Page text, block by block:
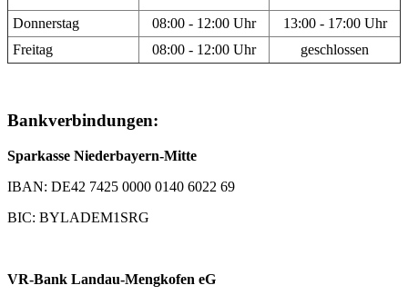
Donnerstag 08:00 - 12:00 Uhr
13:00 - 17:00 Uhr
Freitag
08:00 - 12:00 Uhr geschlossen
Bankverbindungen:
Sparkasse Niederbayern-Mitte
IBAN: DE42 7425 0000 0140 6022 69
BIC: BYLADEM1SRG
VR-Bank Landau-Mengkofen eG